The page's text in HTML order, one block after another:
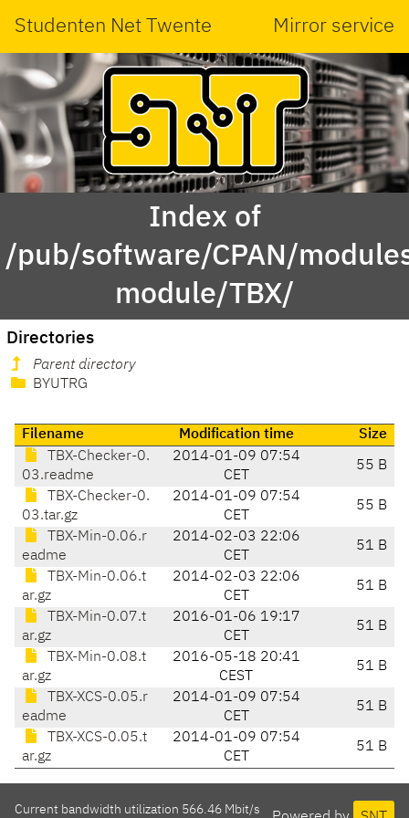
Studenten Net Twente Mirror service
Index of
/pub/software/CPAN/
module/TBX/
Directories
Parent directory
BYUTRG
Filename Modification time
Size
TBX-Checker-0.
03.readme
2014-01-09 07:54
CET
55 B
TBX-Checker-0.
03.tar.gz
2014-01-09 07:54
CET
55 B
TBX-Min-0.06.r
eadme
2014-02-03 22:06
CET
51 B
TBX-Min-0.06.t
ar.gz
2014-02-03 22:06
CET
51 B
TBX-Min-0.07.t
ar.gz
2016-01-06 19:17
CET
51 B
TBX-Min-0.08.t
ar.gz
2016-05-18 20:41
CEST
51 B
TBX-XCS-0.05.r
eadme
2014-01-09 07:54
CET
51 B
TBX-XCS-0.05.t
ar.gz
2014-01-09 07:54
CET
51 B
Current bandwidth utilization 566.46 Mbit/s